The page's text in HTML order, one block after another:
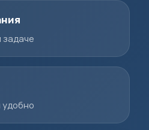
задаче
удобно